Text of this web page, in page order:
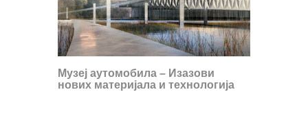
Музеј аутомобила – Изазови
нових материјала и технологија